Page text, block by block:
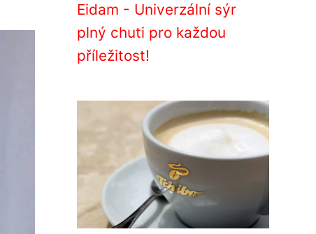
Eidam - Univerzální sýr
plný chuti pro každou
příležitost!